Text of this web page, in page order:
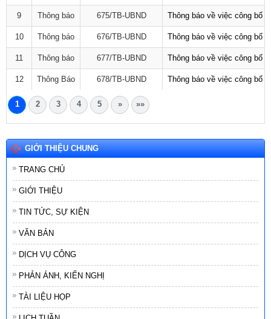
9 Thông báo 675/TB-UBND Thông báo về việc công bố
10 Thông báo 676/TB-UBND Thông báo về việc công bố
11 Thông báo 677/TB-UBND Thông báo về việc công bố
12 Thông Báo 678/TB-UBND Thông báo về việc công bố
1 2 3 4 5 » »»
GIỚI THIỆU CHUNG
TRANG CHỦ
GIỚI THIỆU
TIN TỨC, SỰ KIỆN
VĂN BẢN
DỊCH VỤ CÔNG
PHẢN ÁNH, KIẾN NGHỊ
TÀI LIỆU HỌP